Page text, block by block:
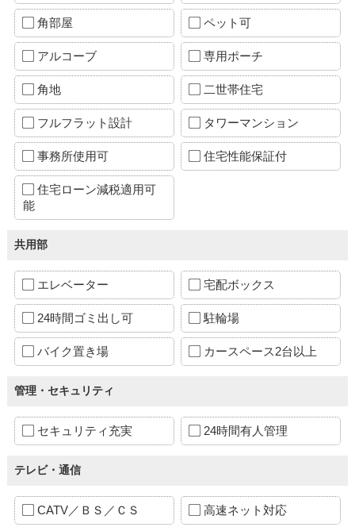
角部屋 ペット可
アルコーブ 専用ポーチ
角地 二世帯住宅
フルフラット設計 タワーマンション
事務所使用可 住宅性能保証付
住宅ローン減税適用可
能
共用部
エレベーター 宅配ボックス
24時間ゴミ出し可 駐輪場
バイク置き場 カースペース2台以上
管理・セキュリティ
セキュリティ充実 24時間有人管理
テレビ・通信
CATV／ＢＳ／ＣＳ 高速ネット対応